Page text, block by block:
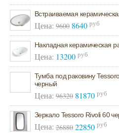
Встраиваемая
Цена: 9600 8640 руб
Накладная керамическая
Цена: 13200 руб
Тумба под раковину
черный
Цена: 96320 81870 руб
Зеркало Tessoro Rivoli 60
Цена: 26880 22850 руб